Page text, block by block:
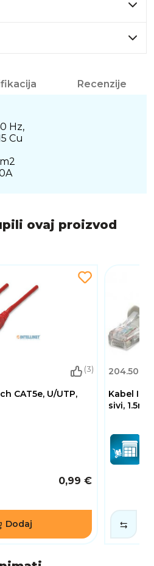
Recenzije
Hz,
Cu
ovaj proizvod
(3)
CAT5e, U/UTP,
0,99 €
Dodaj
Kabel
sivi, 1.5m